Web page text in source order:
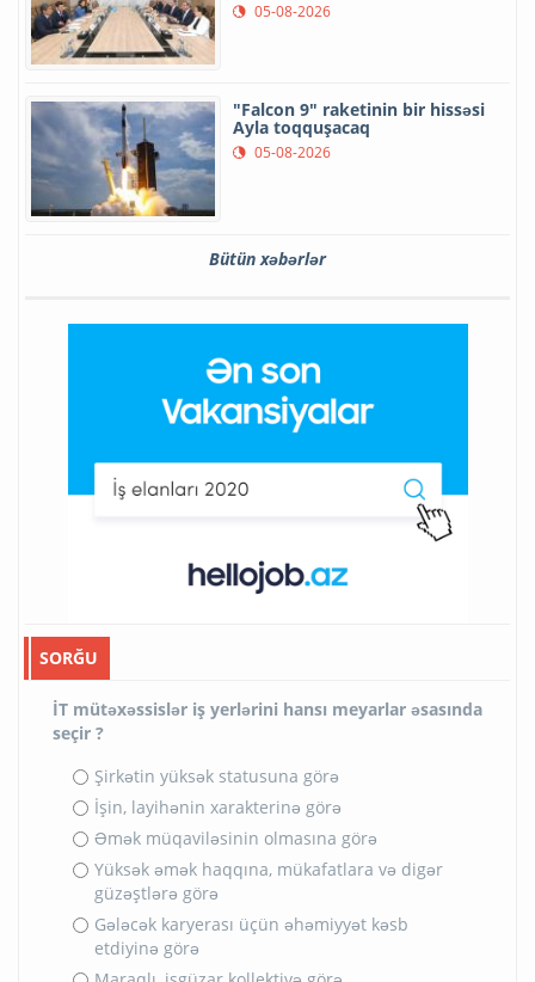
05-08-2026
"Falcon 9" raketinin bir hissəsi
Ayla toqquşacaq
05-08-2026
Bütün xəbərlər
SORĞU
İT mütəxəssislər iş yerlərini hansı meyarlar əsasında
seçir ?
Şirkətin yüksək statusuna görə
İşin, layihənin xarakterinə görə
Əmək müqaviləsinin olmasına görə
Yüksək əmək haqqına, mükafatlara və digər
güzəştlərə görə
Gələcək karyerası üçün əhəmiyyət kəsb
etdiyinə görə